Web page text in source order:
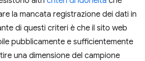
la mancata registrazione dei dati in
di questi criteri è che il sito web
pubblicamente e sufficientemente
una dimensione del campione